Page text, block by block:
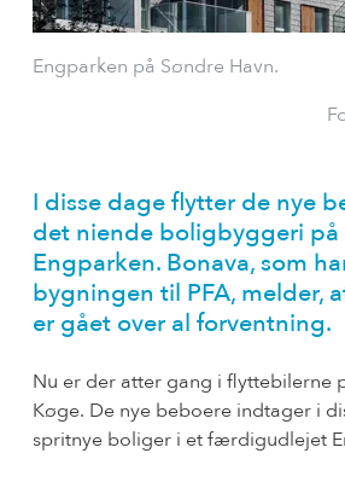
Engparken på Søndre Havn.
I disse dage flytter de nye
det niende boligbyggeri på
Engparken. Bonava, som
bygningen til PFA, melder,
er gået over al forventning.
Nu er der atter gang i flyttebilerne
Køge. De nye beboere indtager i
spritnye boliger i et færdigudlejet